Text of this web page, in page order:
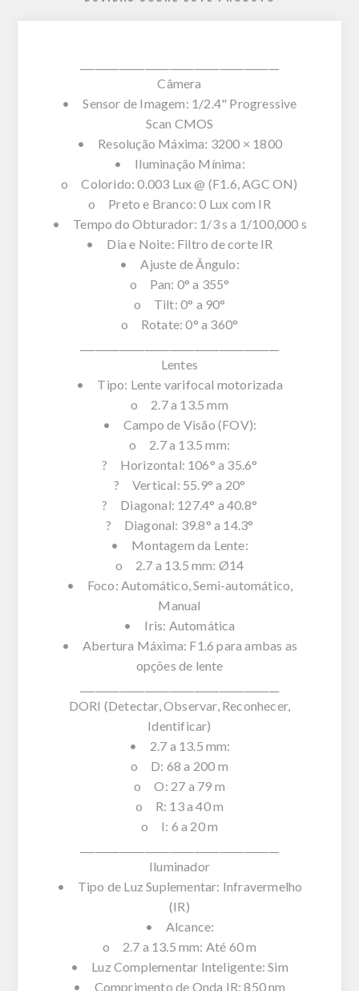
Câmera
• Sensor de Imagem: 1/2.4" Progressive
Scan CMOS
• Resolução Máxima: 3200 × 1800
• Iluminação Mínima:
o Colorido: 0.003 Lux @ (F1.6, AGC ON)
o Preto e Branco: 0 Lux com IR
• Tempo do Obturador: 1/3 s a 1/100,000 s
• Dia e Noite: Filtro de corte IR
• Ajuste de Ângulo:
o Pan: 0° a 355°
o Tilt: 0° a 90°
o Rotate: 0° a 360°
Lentes
• Tipo: Lente varifocal motorizada
o 2.7 a 13.5 mm
• Campo de Visão (FOV):
o 2.7 a 13.5 mm:
? Horizontal: 106° a 35.6°
? Vertical: 55.9° a 20°
? Diagonal: 127.4° a 40.8°
? Diagonal: 39.8° a 14.3°
• Montagem da Lente:
o 2.7 a 13.5 mm: Ø14
• Foco: Automático, Semi-automático,
Manual
• Iris: Automática
• Abertura Máxima: F1.6 para ambas as
opções de lente
DORI (Detectar, Observar, Reconhecer,
Identificar)
• 2.7 a 13.5 mm:
o D: 68 a 200 m
o O: 27 a 79 m
o R: 13 a 40 m
o I: 6 a 20 m
Iluminador
• Tipo de Luz Suplementar: Infravermelho
(IR)
• Alcance:
o 2.7 a 13.5 mm: Até 60 m
• Luz Complementar Inteligente: Sim
• Comprimento de Onda IR: 850 nm